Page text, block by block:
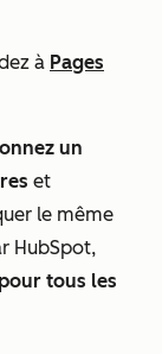
à Pages
un
et
le même
HubSpot,
tous les